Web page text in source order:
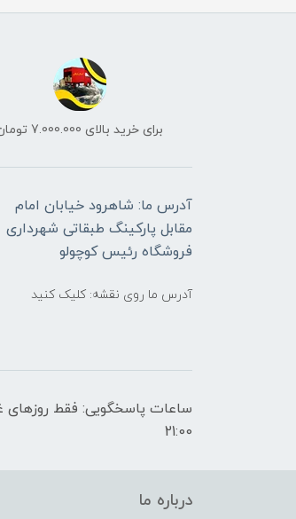
برای خرید بالای 7.000.000 تومان
آدرس ما: شاهرود خیابان امام
مقابل پارکینگ طبقاتی شهرداری
فروشگاه رئیس کوچولو
آدرس ما روی نقشه: کلیک کنید
21:00
درباره ما